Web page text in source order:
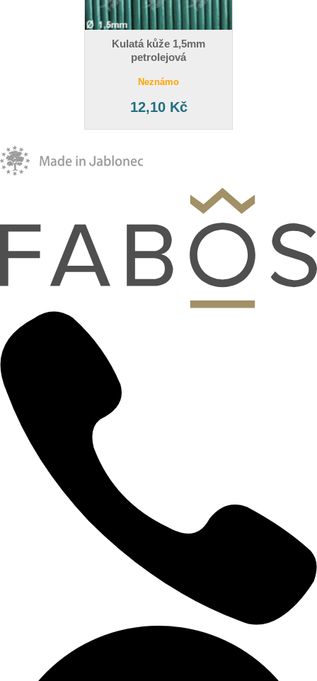
Kulatá kůže 1,5mm
petrolejová
Neznámo
12,10 Kč